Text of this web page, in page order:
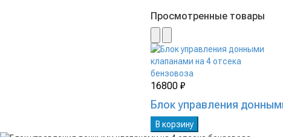
Просмотренные товары
16800 ₽
Блок управления
В корзину